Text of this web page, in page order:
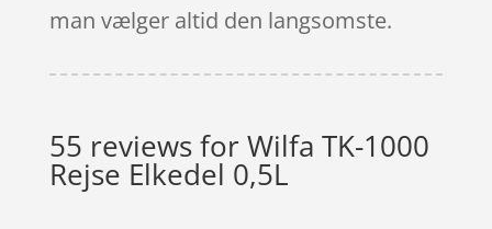
man vælger altid den langsomste.
55 reviews forWilfa TK-1000
Rejse Elkedel 0,5L